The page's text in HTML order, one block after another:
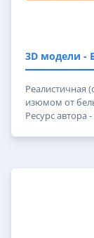
3D модели -
Реалистичная
изюмом от
Ресурс автора